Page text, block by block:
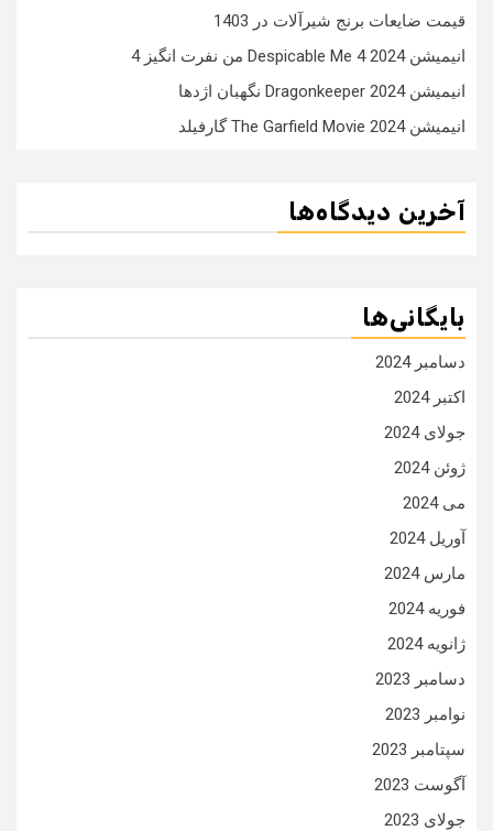
قیمت ضایعات برنج شیرآلات در 1403
انیمیشن Despicable Me 4 2024 من نفرت انگیز 4
انیمیشن Dragonkeeper 2024 نگهبان اژدها
انیمیشن The Garfield Movie 2024 گارفیلد
آخرین دیدگاه‌ها
بایگانی‌ها
دسامبر 2024
اکتبر 2024
جولای 2024
ژوئن 2024
می 2024
آوریل 2024
مارس 2024
فوریه 2024
ژانویه 2024
دسامبر 2023
نوامبر 2023
سپتامبر 2023
آگوست 2023
جولای 2023